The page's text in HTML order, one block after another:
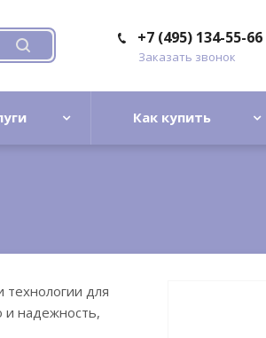
+7 (495) 134-55-66
Заказать звонок
Как купить
технологии для
и надежность,